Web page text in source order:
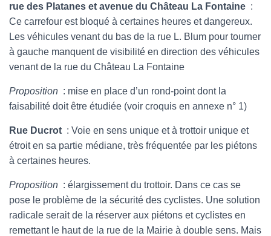
rue des Platanes et avenue du Château La Fontaine :
Ce carrefour est bloqué à certaines heures et dangereux.
Les véhicules venant du bas de la rue L. Blum pour tourner
à gauche manquent de visibilité en direction des véhicules
venant de la rue du Château La Fontaine
Proposition : mise en place d’un rond-point dont la
faisabilité doit être étudiée (voir croquis en annexe n° 1)
Rue Ducrot : Voie en sens unique et à trottoir unique et
étroit en sa partie médiane, très fréquentée par les piétons
à certaines heures.
Proposition : élargissement du trottoir. Dans ce cas se
pose le problème de la sécurité des cyclistes. Une solution
radicale serait de la réserver aux piétons et cyclistes en
remettant le haut de la rue de la Mairie à double sens. Mais